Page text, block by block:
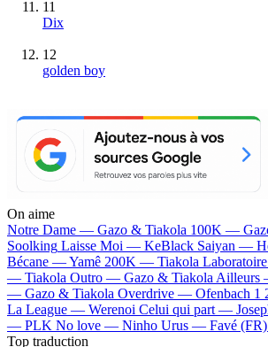
11
Dix
12
golden boy
On aime
Notre Dame — Gazo & Tiakola 100K —
Soolking Laisse Moi — KeBlack Saiyan —
Bécane —Yamê 200K — Tiakola
— Tiakola Outro — Gazo & Tiakola Ailleurs
— Gazo & Tiakola Overdrive — Ofenbach 1
La League — Werenoi Celui qui part —
— PLK No love — Ninho Urus — Favé (FR)
Top traduction